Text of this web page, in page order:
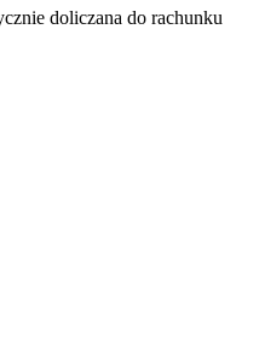
doliczana do rachunku